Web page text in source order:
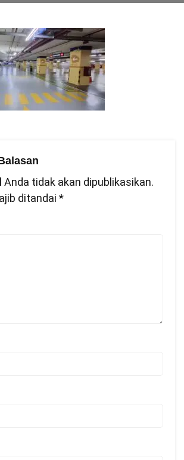
tidak akan dipublikasikan.
ditandai *